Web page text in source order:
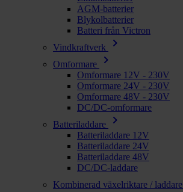
AGM-batterier
Blykolbatterier
Batteri från Victron
Vindkraftverk
chevron_right
Omformare chevron_right
Omformare 12V - 230V
Omformare 24V - 230V
Omformare 48V - 230V
DC/DC-omformare
Batteriladdare
chevron_right
Batteriladdare 12V
Batteriladdare 24V
Batteriladdare 48V
DC/DC-laddare
Kombinerad växelriktare / laddare